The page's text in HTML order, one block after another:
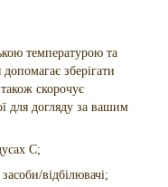
температурою та
зберігати
скорочує
для догляду за вашим
С;
відбілювачі;